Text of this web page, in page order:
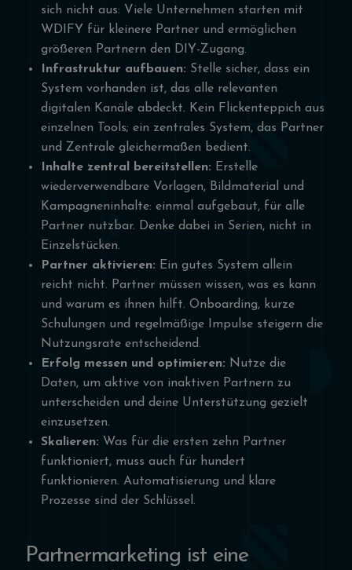
sich nicht aus: Viele Unternehmen starten mit
WDIFY für kleinere Partner und ermöglichen
größeren Partnern den DIY-Zugang.
Infrastruktur aufbauen: Stelle sicher, dass ein
System vorhanden ist, das alle relevanten
digitalen Kanäle abdeckt. Kein Flickenteppich aus
einzelnen Tools; ein zentrales System, das Partner
und Zentrale gleichermaßen bedient.
Inhalte zentral bereitstellen: Erstelle
wiederverwendbare Vorlagen, Bildmaterial und
Kampagneninhalte: einmal aufgebaut, für alle
Partner nutzbar. Denke dabei in Serien, nicht in
Einzelstücken.
Partner aktivieren: Ein gutes System allein
reicht nicht. Partner müssen wissen, was es kann
und warum es ihnen hilft. Onboarding, kurze
Schulungen und regelmäßige Impulse steigern die
Nutzungsrate entscheidend.
Erfolg messen und optimieren: Nutze die
Daten, um aktive von inaktiven Partnern zu
unterscheiden und deine Unterstützung gezielt
einzusetzen.
Skalieren: Was für die ersten zehn Partner
funktioniert, muss auch für hundert
funktionieren. Automatisierung und klare
Prozesse sind der Schlüssel.
Partnermarketing ist eine